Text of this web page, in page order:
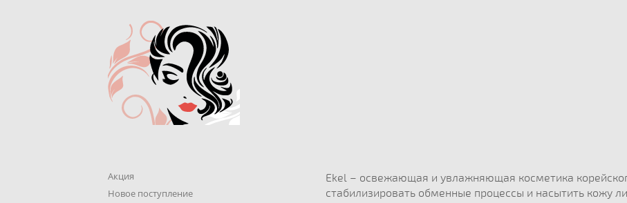
Акция
Новое поступление
Ekel – освежающая и увлажняющая косметика
стабилизировать обменные процессы и насытить кожу